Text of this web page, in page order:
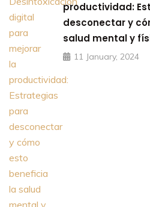
productividad:
desconectar y
salud mental y
11 January, 2024